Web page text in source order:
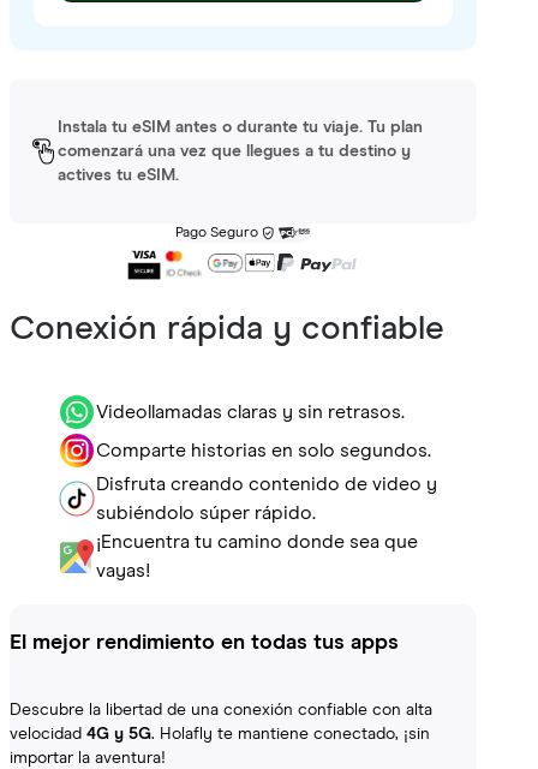
Instala tu eSIM antes o durante tu viaje. Tu plan
comenzará una vez que llegues a tu destino y
actives tu eSIM.
Pago Seguro
Conexión rápida y confiable
Videollamadas claras y sin retrasos.
Comparte historias en solo segundos.
Disfruta creando contenido de video y
subiéndolo súper rápido.
¡Encuentra tu camino donde sea que
vayas!
El mejor rendimiento en todas tus apps
Descubre la libertad de una conexión confiable con alta
velocidad 4G y 5G. Holafly te mantiene conectado, ¡sin
importar la aventura!